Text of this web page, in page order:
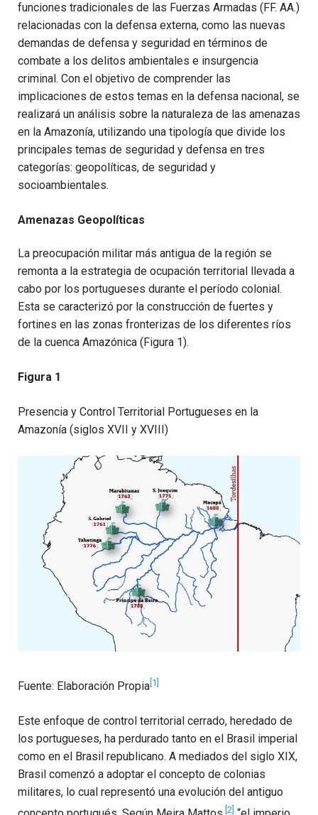
funciones tradicionales de las Fuerzas Armadas (FF. AA.)
relacionadas con la defensa externa, como las nuevas
demandas de defensa y seguridad en términos de
combate a los delitos ambientales e insurgencia
criminal. Con el objetivo de comprender las
implicaciones de estos temas en la defensa nacional, se
realizará un análisis sobre la naturaleza de las amenazas
en la Amazonía, utilizando una tipología que divide los
principales temas de seguridad y defensa en tres
categorías: geopolíticas, de seguridad y
socioambientales.
Amenazas Geopolíticas
La preocupación militar más antigua de la región se
remonta a la estrategia de ocupación territorial llevada a
cabo por los portugueses durante el período colonial.
Esta se caracterizó por la construcción de fuertes y
fortines en las zonas fronterizas de los diferentes ríos
de la cuenca Amazónica (Figura 1).
Figura 1
Presencia y Control Territorial Portugueses en la
Amazonía (siglos XVII y XVIII)
Fuente: Elaboración Propia [1]
Este enfoque de control territorial cerrado, heredado de
los portugueses, ha perdurado tanto en el Brasil imperial
como en el Brasil republicano. A mediados del siglo XIX,
Brasil comenzó a adoptar el concepto de colonias
militares, lo cual representó una evolución del antiguo
[2]